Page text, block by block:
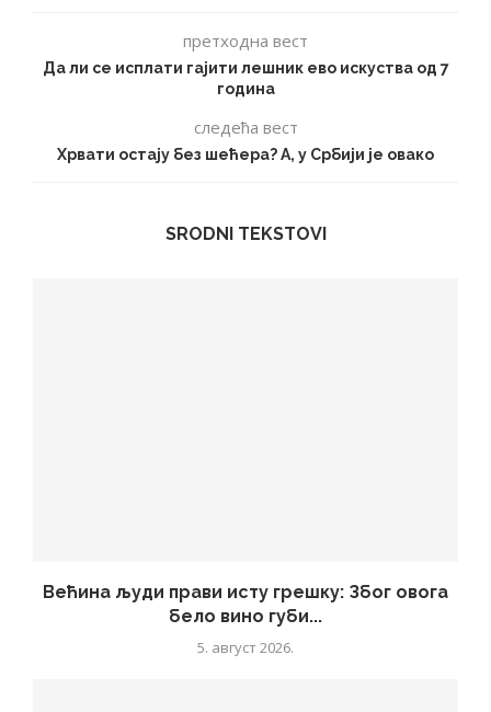
претходна вест
Да ли се исплати гајити лешник ево искуства од 7
година
следећа вест
Хрвати остају без шећера? А, у Србији је овако
SRODNI TEKSTOVI
Већина људи прави исту грешку: Због овога
бело вино губи...
5. август 2026.